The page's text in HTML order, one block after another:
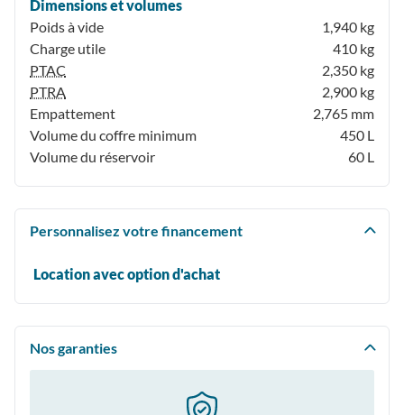
Dimensions et volumes
Poids à vide
1,940 kg
Charge utile
410 kg
PTAC
2,350 kg
PTRA
2,900 kg
Empattement
2,765 mm
Volume du coffre minimum
450 L
Volume du réservoir
60 L
Personnalisez votre financement
Location avec option d'achat
Nos garanties